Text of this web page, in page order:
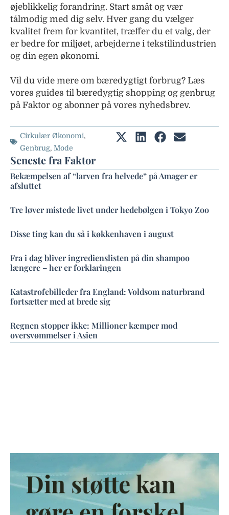
øjeblikkelig forandring. Start småt og vær
tålmodig med dig selv. Hver gang du vælger
kvalitet frem for kvantitet, træffer du et valg, der
er bedre for miljøet, arbejderne i tekstilindustrien
og din egen økonomi.
Vil du vide mere om bæredygtigt forbrug? Læs
vores guides til bæredygtig shopping og genbrug
på Faktor og abonner på vores nyhedsbrev.
Cirkulær Økonomi,
Genbrug, Mode
Seneste fra Faktor
Bekæmpelsen af “larven fra helvede” på Amager er
afsluttet
Tre løver mistede livet under hedebølgen i Tokyo Zoo
Disse ting kan du så i køkkenhaven i august
Fra i dag bliver ingredienslisten på din shampoo
længere – her er forklaringen
Katastrofebilleder fra England: Voldsom naturbrand
fortsætter med at brede sig
Regnen stopper ikke: Millioner kæmper mod
oversvømmelser i Asien